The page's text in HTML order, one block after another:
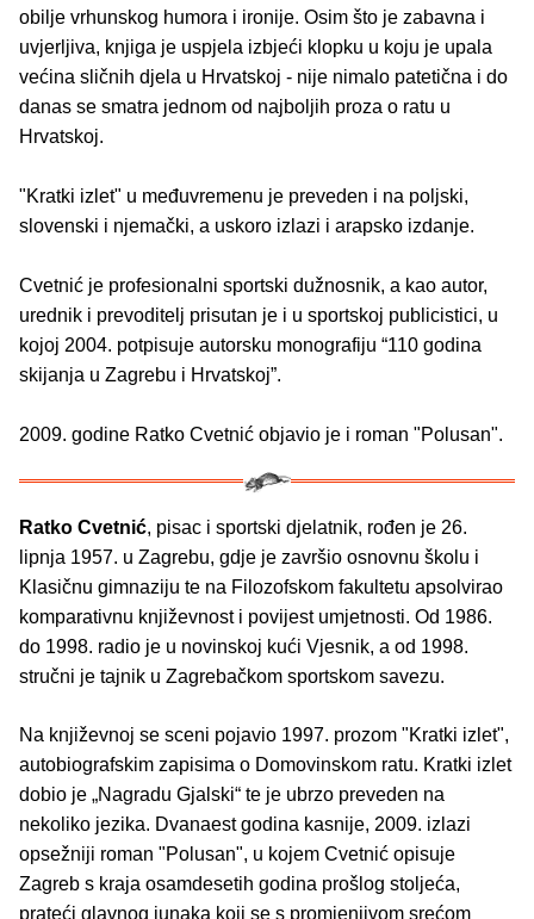
obilje vrhunskog humora i ironije. Osim što je zabavna i
uvjerljiva, knjiga je uspjela izbjeći klopku u koju je upala
većina sličnih djela u Hrvatskoj - nije nimalo patetična i do
danas se smatra jednom od najboljih proza o ratu u
Hrvatskoj.
"Kratki izlet" u međuvremenu je preveden i na poljski,
slovenski i njemački, a uskoro izlazi i arapsko izdanje.
Cvetnić je profesionalni sportski dužnosnik, a kao autor,
urednik i prevoditelj prisutan je i u sportskoj publicistici, u
kojoj 2004. potpisuje autorsku monografiju “110 godina
skijanja u Zagrebu i Hrvatskoj”.
2009. godine Ratko Cvetnić objavio je i roman "Polusan".
Ratko Cvetnić, pisac i sportski djelatnik, rođen je 26.
lipnja 1957. u Zagrebu, gdje je završio osnovnu školu i
Klasičnu gimnaziju te na Filozofskom fakultetu apsolvirao
komparativnu književnost i povijest umjetnosti. Od 1986.
do 1998. radio je u novinskoj kući Vjesnik, a od 1998.
stručni je tajnik u Zagrebačkom sportskom savezu.
Na književnoj se sceni pojavio 1997. prozom "Kratki izlet",
auto­biografskim zapisima o Domovinskom ratu. Kratki izlet
dobio je „Nagradu Gjalski“ te je ubrzo preveden na
nekoliko jezika. Dvanaest godina kasnije, 2009. izlazi
opsežniji roman "Polusan", u kojem Cvetnić opisuje
Zagreb s kraja osamdesetih godina prošlog stoljeća,
prateći glavnog junaka koji se s promjenjivom srećom